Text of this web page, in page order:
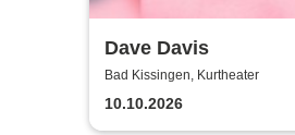
Dave Davis
Bad Kissingen, Kurtheater
10.10.2026